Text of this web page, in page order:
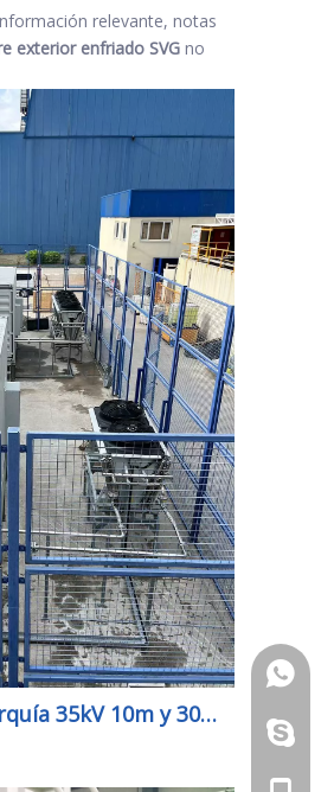
relevante, notas
exterior enfriado SVG no
Proyecto ASAS de Turquía 35kV 10m y 30m SVG
+86 -
zhwld08